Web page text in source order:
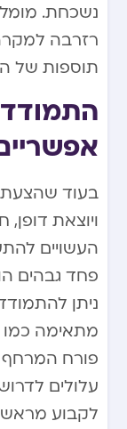
נשכחת.
רזרבה למקרה
תוספות של
בעוד שהצעת
ויוצאת
העשויים
פחד גבהים
ניתן
מתאימה כמו
פורח המרחף
עלולים
לקבוע מראש